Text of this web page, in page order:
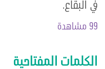
في البقاع.
99 مشاهدة
الكلمات المفتاحية